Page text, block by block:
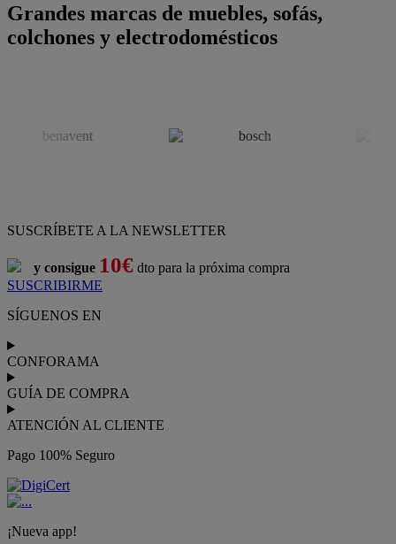
Grandes marcas de muebles, sofás,
colchones y electrodomésticos
SUSCRÍBETE A LA NEWSLETTER
y consigue 10€ dto para la próxima compra
SUSCRIBIRME
SÍGUENOS EN
CONFORAMA
GUÍA DE COMPRA
ATENCIÓN AL CLIENTE
Pago 100% Seguro
¡Nueva app!